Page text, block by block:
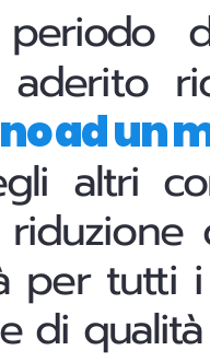
ad un
altri
per tutti
di